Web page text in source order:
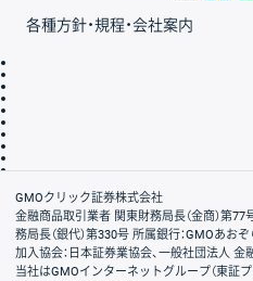
各種方針・規程・会社案内
会社案内
GMOクリック証券株式会社
金融商品取引業者 関東財務局長（金商）第
務局長（銀代）第330号 所属銀行：GMOあお
加入協会：日本証券業協会、一般社団法人
当社はGMOインターネットグループ（東証